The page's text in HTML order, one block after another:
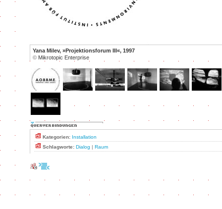
Yana Milev, »Projektionsforum III«, 1997
© Mikrotopic Enterprise
Kategorien: Installation
Schlagworte: Dialog | Raum